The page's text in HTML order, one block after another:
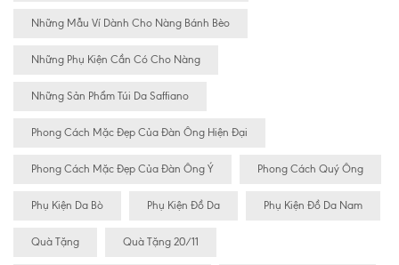
Những Mẫu Ví Dành Cho Nàng Bánh Bèo
Những Phụ Kiện Cần Có Cho Nàng
Những Sản Phẩm Túi Da Saffiano
Phong Cách Mặc Đẹp Của Đàn Ông Hiện Đại
Phong Cách Mặc Đẹp Của Đàn Ông Ý Phong Cách Quý Ông
Phụ Kiện Da Bò Phụ Kiện Đồ Da Phụ Kiện Đồ Da Nam
Quà Tặng Quà Tặng 20/11